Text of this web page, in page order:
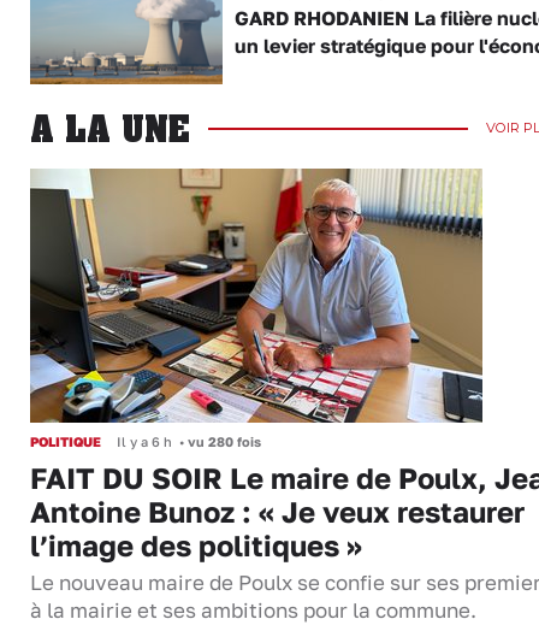
GARD RHODANIEN La filière
un levier stratégique pour
A LA UNE VOIR
POLITIQUE Il y a 6 h • vu 280 fois
FAIT DU SOIR Le maire de Poulx,
Antoine Bunoz : « Je veux restaurer
l’image des politiques »
Le nouveau maire de Poulx se confie sur ses
à la mairie et ses ambitions pour la commune.